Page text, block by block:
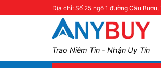
Địa chỉ: Số 25 ngõ 1 đường Cầu Bươu,
Trao Niềm Tin - Nhận Uy Tín